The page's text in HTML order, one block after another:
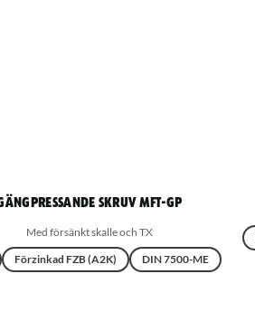
skruv MFT-GP
Med försänkt skalle och TX
Förzinkad FZB (A2K) DIN 7500-ME